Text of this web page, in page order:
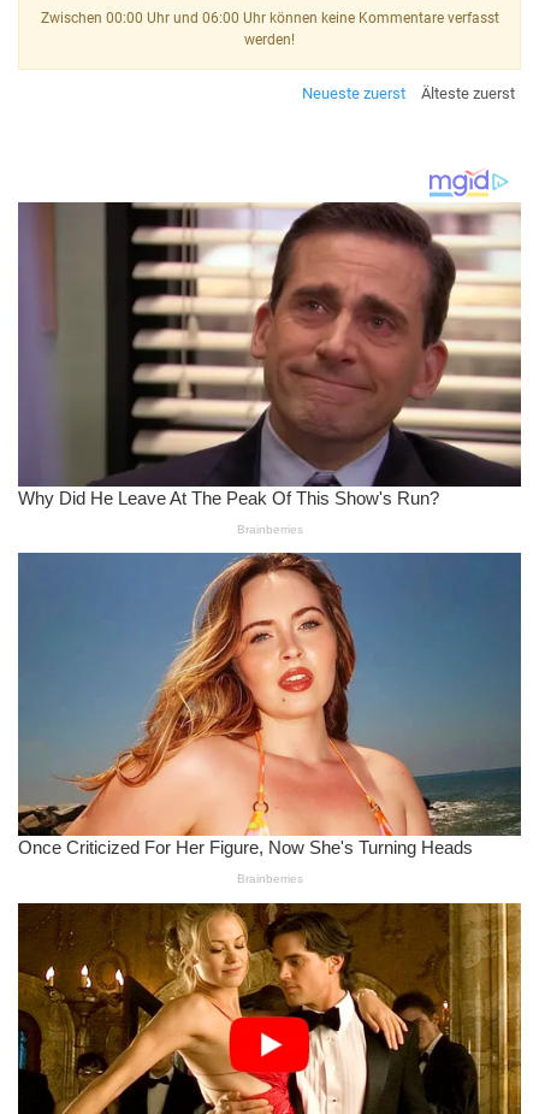
Zwischen 00:00 Uhr und 06:00 Uhr können keine Kommentare verfasst
werden!
Neueste zuerst Älteste zuerst